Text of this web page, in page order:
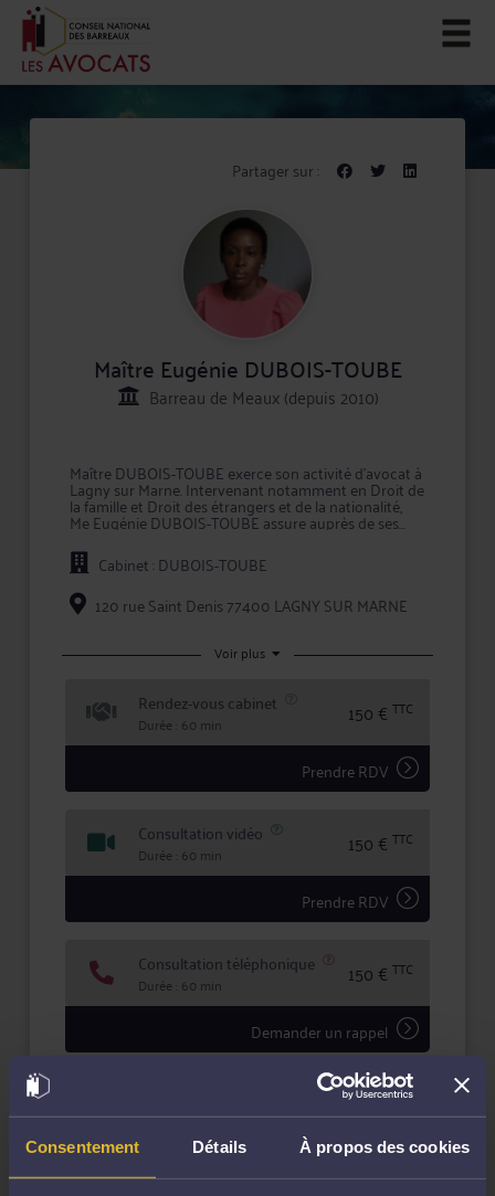
Consentement Détails À propos des cookies
Partager sur :
Maître Eugénie DUBOIS-TOUBE
Barreau de Meaux (depuis 2010)
Maître DUBOIS-TOUBE exerce son activité d'avocat à
Lagny sur Marne. Intervenant notamment en Droit de
la famille et Droit des étrangers et de la nationalité,
Me Eugénie DUBOIS-TOUBE assure auprès de ses
clients un rôle de conseil et de représentation en
justice.
Le champ d'exercice de Maître DUBOIS-TOUBE
s'étend des prestations de conseil, comme les
consultations juridiques, aux mandats de
la prise en charge des démarches et formalités
En prenant conseil ou en confiant la défense de vos
intérêts à Me DUBOIS-TOUBE, vous bénéficiez d'une
écoute active, de compétences certifiées, et d'une
totale confidentialité dans le traitement de votre
Cabinet : DUBOIS-TOUBE
120 rue Saint Denis 77400 LAGNY SUR MARNE
Voir plus
Rendez-vous cabinet
Durée : 60 min 150 € TTC
Prendre RDV
Consultation vidéo
Durée : 60 min 150 € TTC
Prendre RDV
Consultation téléphonique
Durée : 60 min 150 € TTC
Demander un rappel
Réponse concise à votre question (moins
de 1.000 caractères)
50 €
TTC
Poser une question